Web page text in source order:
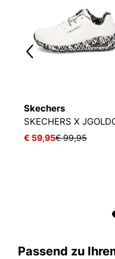
Skechers
€ 59,95€ 99,95
Passend zu